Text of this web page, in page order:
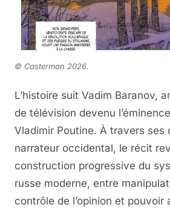
© Casterman 2026.
L’histoire suit Vadim Baranov,
de télévision devenu
Vladimir Poutine. À travers ses
narrateur occidental, le récit
construction progressive du
russe moderne, entre
contrôle de l’opinion et pouvoir